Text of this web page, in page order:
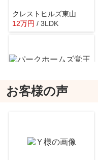
高松南公園
クレストヒルズ東山
12万円 / 3LDK
お客様の声